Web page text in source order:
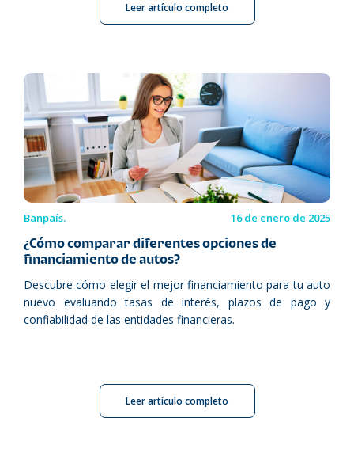
Leer artículo completo
Banpaís. 16 de enero de 2025
¿Cómo comparar diferentes opciones de
financiamiento de autos?
Descubre cómo elegir el mejor financiamiento para tu auto
nuevo evaluando tasas de interés, plazos de pago y
confiabilidad de las entidades financieras.
Leer artículo completo